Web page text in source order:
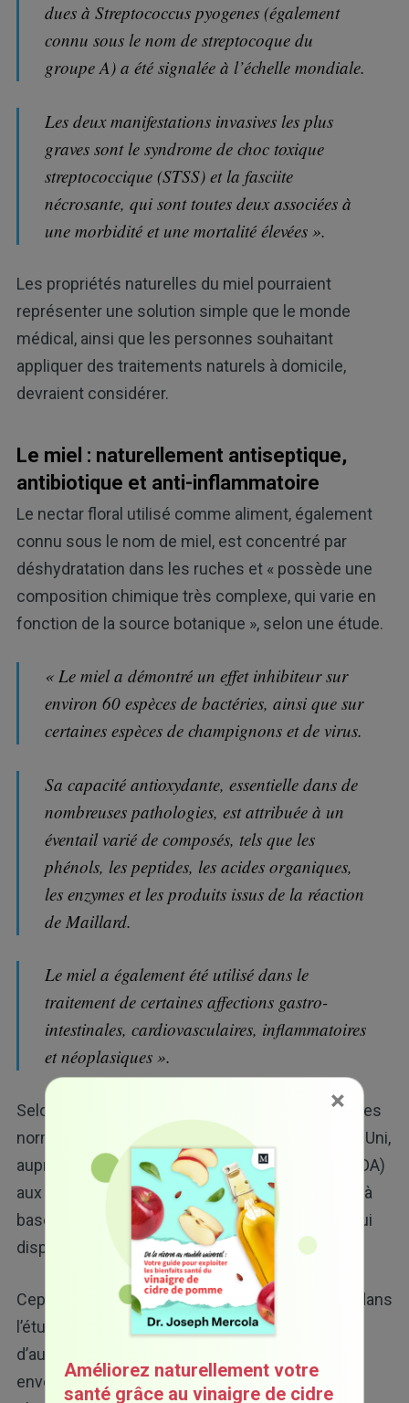
dues à Streptococcus pyogenes (également
connu sous le nom de streptocoque du
groupe A) a été signalée à l’échelle mondiale.
Les deux manifestations invasives les plus
graves sont le syndrome de choc toxique
streptococcique (STSS) et la fasciite
nécrosante, qui sont toutes deux associées à
une morbidité et une mortalité élevées ».
Les propriétés naturelles du miel pourraient
représenter une solution simple que le monde
médical, ainsi que les personnes souhaitant
appliquer des traitements naturels à domicile,
devraient considérer.
Le miel : naturellement antiseptique,
antibiotique et anti-inflammatoire
Le nectar floral utilisé comme aliment, également
connu sous le nom de miel, est concentré par
déshydratation dans les ruches et « possède une
composition chimique très complexe, qui varie en
fonction de la source botanique », selon une étude.
« Le miel a démontré un effet inhibiteur sur
environ 60 espèces de bactéries, ainsi que sur
certaines espèces de champignons et de virus.
Sa capacité antioxydante, essentielle dans de
nombreuses pathologies, est attribuée à un
éventail varié de composés, tels que les
phénols, les peptides, les acides organiques,
les enzymes et les produits issus de la réaction
de Maillard.
Le miel a également été utilisé dans le
traitement de certaines affections gastro-
intestinales, cardiovasculaires, inflammatoires
et néoplasiques ».
Selon leur origine et sous réserve de respecter les
normes réglementaires en vigueur au Royaume-Uni,
auprès de la « Food and Drug Administration » (FDA)
aux États-Unis et ailleurs, de nombreux produits à
base de miel de qualité médicale sont aujourd’hui
disponibles.
Cependant, seul le miel de Manuka a été utilisé dans
l’étude menée à Southampton, ainsi que dans
d’autres recherches ultérieures de même
envergure. Ce miel, plus sombre que le miel
×
Améliorez naturellement votre
santé grâce au vinaigre de cidre